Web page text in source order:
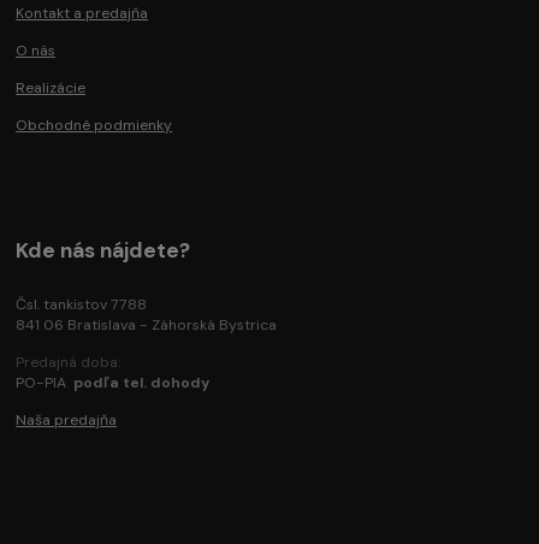
Kontakt a predajňa
O nás
Realizácie
Obchodné podmienky
Kde nás nájdete?
Čsl. tankistov 7788
841 06 Bratislava - Záhorská Bystrica
Predajná doba:
PO-PIA podľa tel. dohody
Naša predajňa